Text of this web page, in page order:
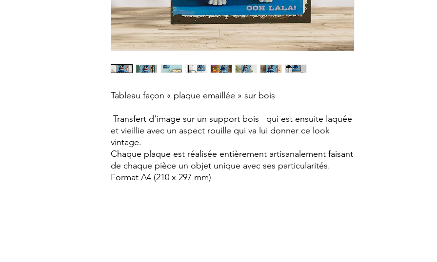
Tableau façon « plaque emaillée » sur bois
Transfert d'image sur un support bois qui est ensuite laquée
et vieillie avec un aspect rouille qui va lui donner ce look
vintage.
Chaque plaque est réalisée entièrement artisanalement faisant
de chaque pièce un objet unique avec ses particularités.
Format A4 (210 x 297 mm)